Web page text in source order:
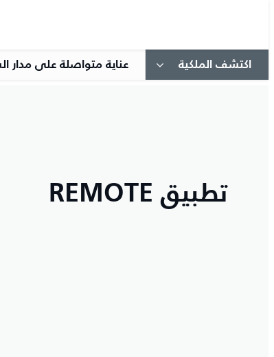
اكتشف الملكية عناية متواصلة على مدار
تطبيق REMOTE